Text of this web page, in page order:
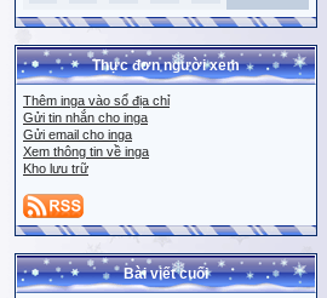
Thực đơn người xem
Thêm inga vào sổ địa chỉ
Gửi tin nhắn cho inga
Gửi email cho inga
Xem thông tin về inga
Kho lưu trữ
Bài viết cuối